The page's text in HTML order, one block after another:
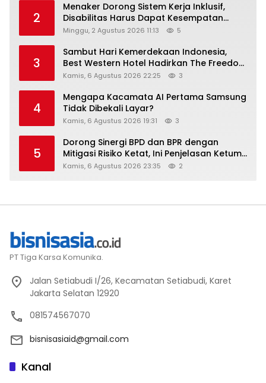
2
Menaker Dorong Sistem Kerja Inklusif,
Disabilitas Harus Dapat Kesempatan
Setara
Minggu, 2 Agustus 2026 11:13 5
3
Sambut Hari Kemerdekaan Indonesia,
Best Western Hotel Hadirkan The Freedom
Stay Diskon Hingga 45%
Kamis, 6 Agustus 2026 22:25 3
4
Mengapa Kacamata AI Pertama Samsung
Tidak Dibekali Layar?
Kamis, 6 Agustus 2026 19:31 3
5
Dorong Sinergi BPD dan BPR dengan
Mitigasi Risiko Ketat, Ini Penjelasan Ketum
Asbanda
Kamis, 6 Agustus 2026 23:35 2
PT Tiga Karsa Komunika.
Jalan Setiabudi I/26, Kecamatan Setiabudi, Karet
Jakarta Selatan 12920
081574567070
bisnisasiaid@gmail.com
Kanal